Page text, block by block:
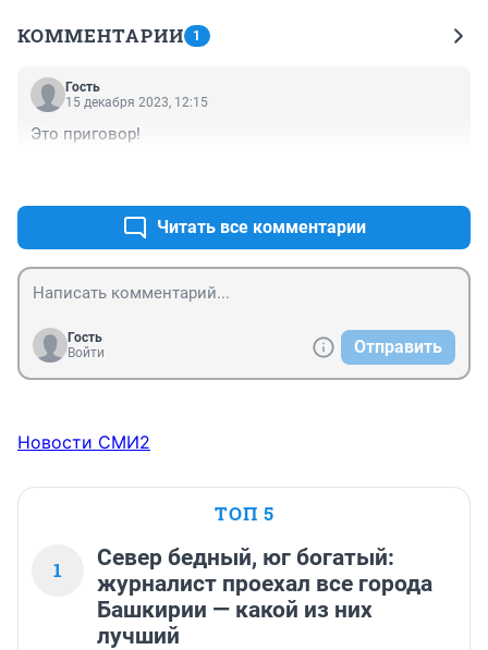
КОММЕНТАРИИ 1
Гость
15 декабря 2023, 12:15
Это приговор!
Читать все комментарии
Гость
Войти
Отправить
Новости СМИ2
ТОП 5
1
Север бедный, юг богатый:
журналист проехал все города
Башкирии — какой из них
лучший